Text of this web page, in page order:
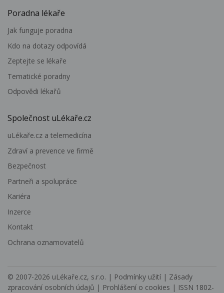
Poradna lékaře
Jak funguje poradna
Kdo na dotazy odpovídá
Zeptejte se lékaře
Tematické poradny
Odpovědi lékařů
Společnost uLékaře.cz
uLékaře.cz a telemedicína
Zdraví a prevence ve firmě
Bezpečnost
Partneři a spolupráce
Kariéra
Inzerce
Kontakt
Ochrana oznamovatelů
© 2007-2026 uLékaře.cz, s.r.o. | Podmínky užití | Zásady
zpracování osobních údajů | Prohlášení o cookies | ISSN 1802-